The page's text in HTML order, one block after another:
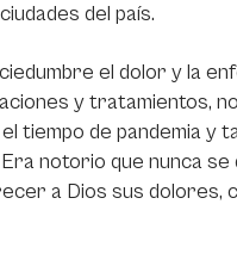
del país.
el dolor y la
y tratamientos,
tiempo de pandemia y
notorio que nunca
a Dios sus dolores,